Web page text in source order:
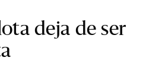
deja de ser